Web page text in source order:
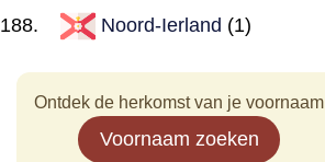
Noord-Ierland (1)
Ontdek de herkomst van je voornaam
Voornaam zoeken